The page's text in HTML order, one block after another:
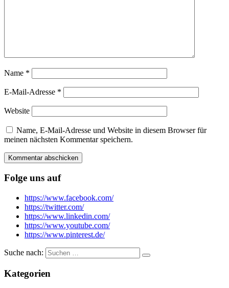
Name *
E-Mail-Adresse *
Website
Name, E-Mail-Adresse und Website in diesem Browser für
meinen nächsten Kommentar speichern.
Folge uns auf
https://www.facebook.com/
https://twitter.com/
https://www.linkedin.com/
https://www.youtube.com/
https://www.pinterest.de/
Suche nach:
Kategorien